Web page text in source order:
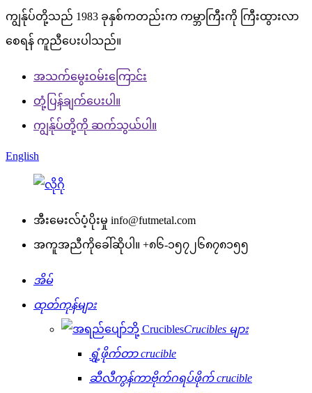
ကျွန်ုပ်တို့သည် 1983 ခုနှစ်ကတည်းက ကမ္ဘာကြီးကို ကြီးထွားလာ
စေရန် ကူညီပေးပါသည်။
အသက်မွေးဝမ်းကြောင်း
တုံ့ပြန်ချက်ပေးပါ။
ကျွန်ုပ်တို့ကို ဆက်သွယ်ပါ။
English
အီးမေးလ်ပံ့ပိုးမှု info@futmetal.com
အကူအညီကိုခေါ်ဆိုပါ။ +၈၆-၁၅၇၂၆၈၇၈၁၅၅
အိမ်
ထုတ်ကုန်များ
Crucibles များ
ရွှံ့ဖိုက်တာ crucible
ဆီလီကွန်ကာဗိုက်ဂရပ်ဖိုက် crucible